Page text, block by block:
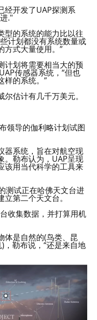
经开发了UAP探测系
."
型的系统的能力比以往
计划都没有系统数量或
方式大量使用。”
计划将需要相当大的预
传感器系统，“但也
样的系统。”
估计有几千万美元。
领导的伽利略计划试图
器系统，旨在对航空现
。勒布认为，UAP呈现
该用当代科学的工具来
测试正在哈佛天文台进
立第二个天文台。
收集数据，并打算用机
体是自然的(鸟类、昆
，勒布说，“还是来自地